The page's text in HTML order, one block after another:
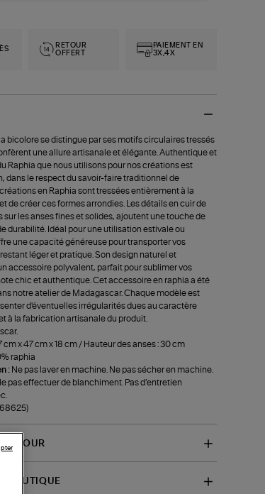
RETOUR
OFFERT
PAIEMENT EN
3X,4X
bicolore se distingue par ses motifs circulaires tressés
une allure artisanale et élégante. Authentique et
Raphia que nous utilisons pour nos créations est
dans le respect du savoir-faire traditionnel de
en Raphia sont tressées entièrement à la
de créer ces formes arrondies. Les détails en cuir de
sur les anses fines et solides, ajoutent une touche de
durabilité. Idéal pour une utilisation estivale ou
une capacité généreuse pour transporter vos
léger et pratique. Son design naturel et
accessoire polyvalent, parfait pour sublimer vos
chic et authentique. Cet accessoire en raphia a été
notre atelier de Madagascar. Chaque modèle est
d'éventuelles irrégularités dues au caractère
à la fabrication artisanale du produit.
cm x 47 cm x 18 cm / Hauteur des anses : 30 cm
raphia
: Ne pas laver en machine. Ne pas sécher en machine.
pas effectuer de blanchiment. Pas d’entretien
RETOUR
BOUTIQUE